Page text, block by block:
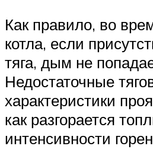
Как правило, во
котла, если
тяга, дым не
Недостаточные
характеристики
как разгорается
интенсивности